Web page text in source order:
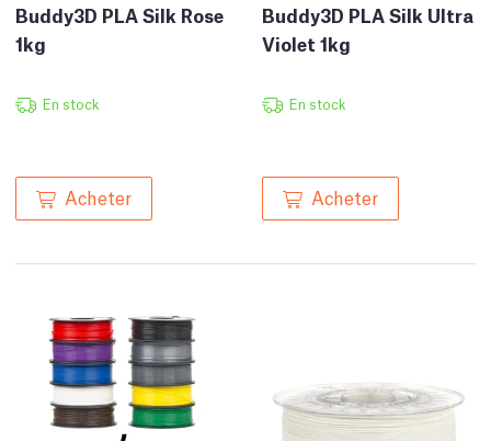
Buddy3D PLA Silk Rose
1kg
En stock
Acheter
Buddy3D PLA Silk Ultra
Violet 1kg
En stock
Acheter